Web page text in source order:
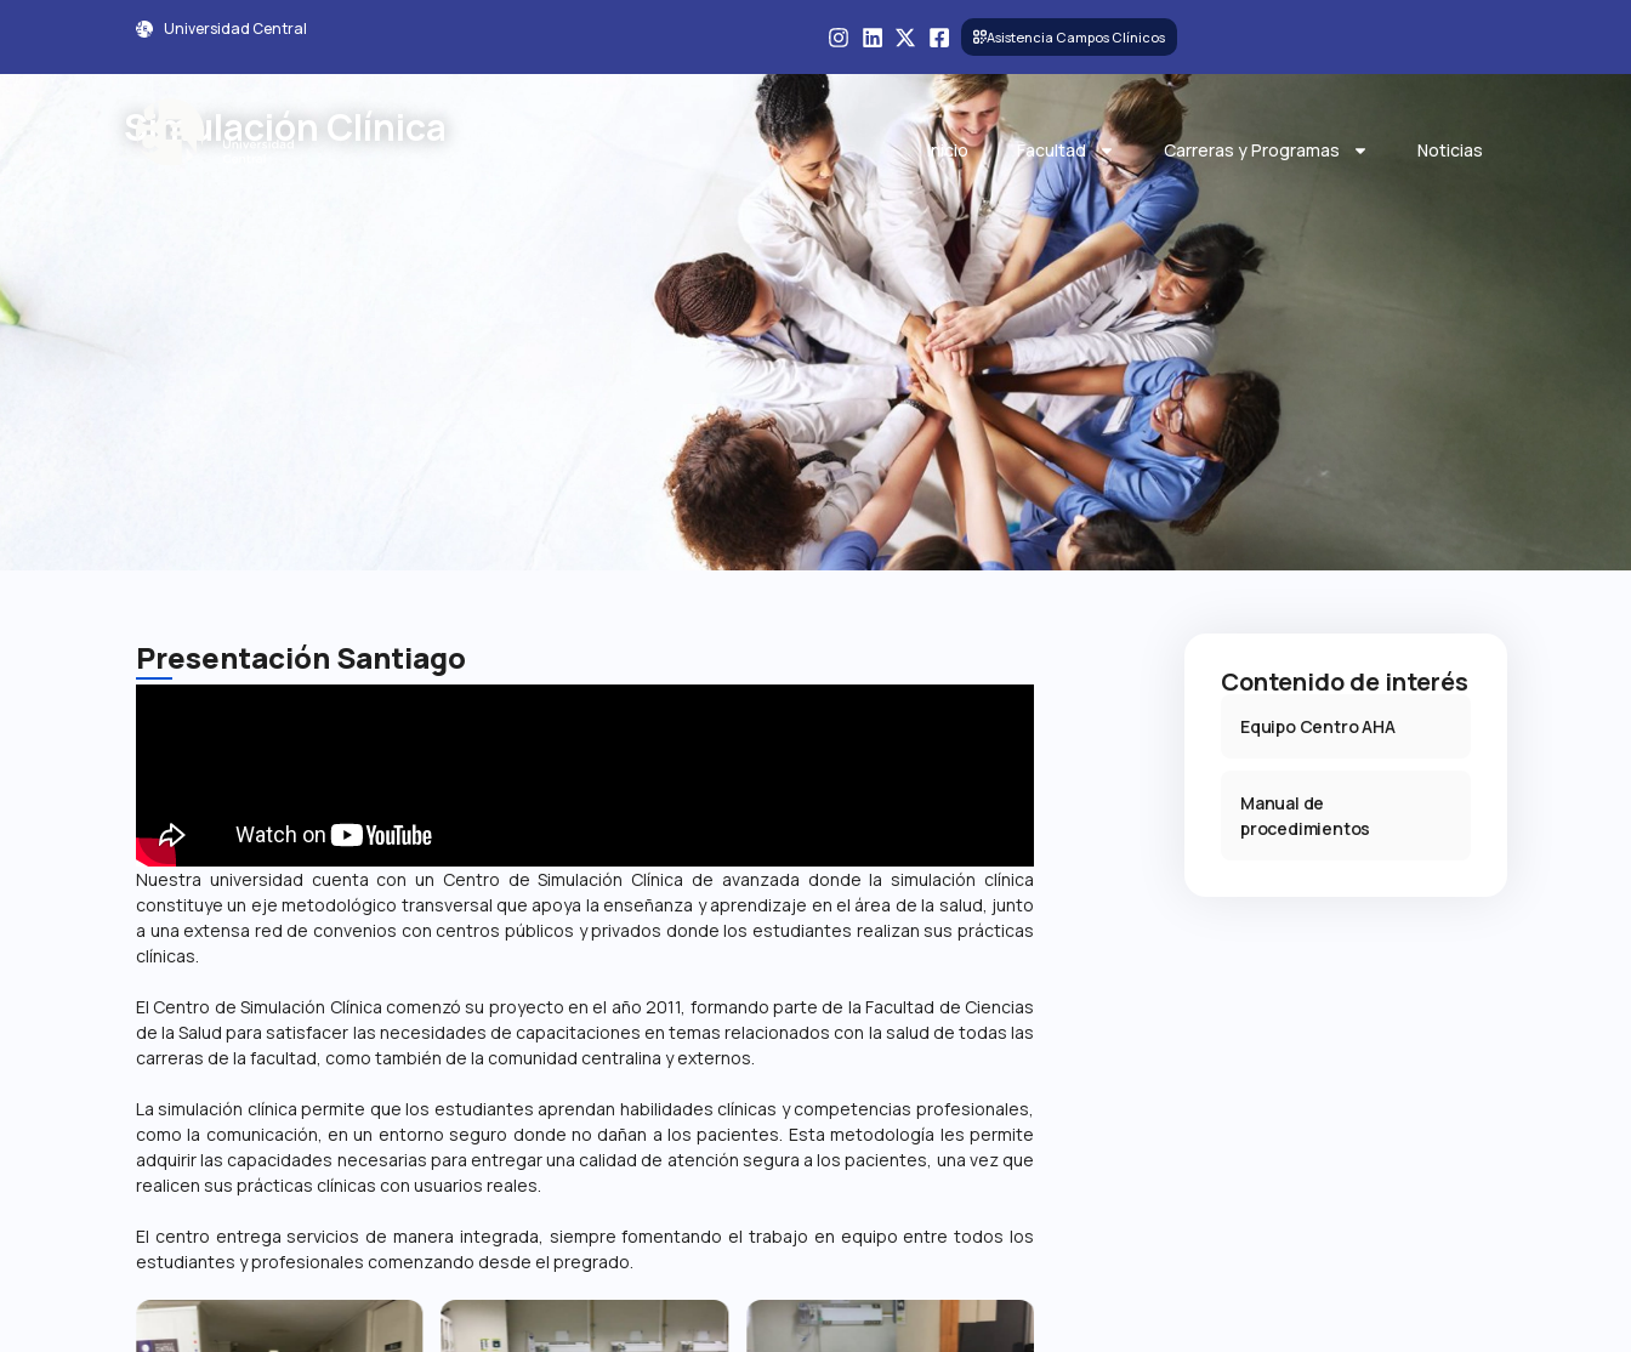
Universidad Central Asistencia Campos Clínicos
Inicio Facultad Carreras y Programas Noticias
Simulación Clínica
Contenido de interés
Equipo Centro AHA
Manual de
procedimientos
Presentación Santiago
Nuestra universidad cuenta con un Centro de Simulación Clínica de avanzada donde la simulación clínica
constituye un eje metodológico transversal que apoya la enseñanza y aprendizaje en el área de la salud, junto
a una extensa red de convenios con centros públicos y privados donde los estudiantes realizan sus prácticas
clínicas.
El Centro de Simulación Clínica comenzó su proyecto en el año 2011, formando parte de la Facultad de Ciencias
de la Salud para satisfacer las necesidades de capacitaciones en temas relacionados con la salud de todas las
carreras de la facultad, como también de la comunidad centralina y externos.
La simulación clínica permite que los estudiantes aprendan habilidades clínicas y competencias profesionales,
como la comunicación, en un entorno seguro donde no dañan a los pacientes. Esta metodología les permite
adquirir las capacidades necesarias para entregar una calidad de atención segura a los pacientes, una vez que
realicen sus prácticas clínicas con usuarios reales.
El centro entrega servicios de manera integrada, siempre fomentando el trabajo en equipo entre todos los
estudiantes y profesionales comenzando desde el pregrado.